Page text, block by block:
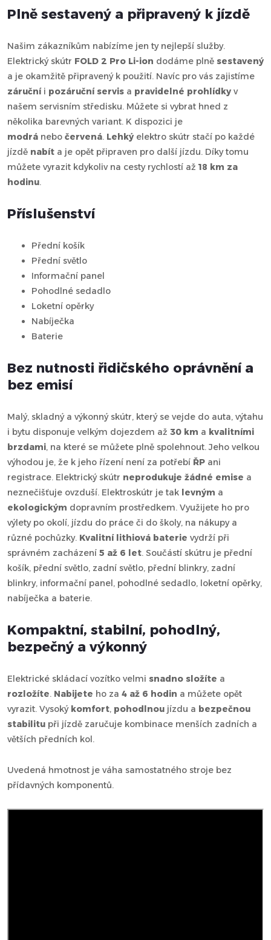
Plně sestavený a připravený k jízdě
Našim zákazníkům nabízíme jen ty nejlepší služby.
Elektrický skútr FOLD 2 Pro Li-ion dodáme plně sestavený
a je okamžitě připravený k použití. Navíc pro vás zajistíme
záručníi pozáruční servis a pravidelné prohlídky v
našem servisním středisku. Můžete si vybrat hned z
několika barevných variant. K dispozici je
modrá nebo červená. Lehký elektro skútr stačí po každé
jízdě nabít a je opět připraven pro další jízdu. Díky tomu
můžete vyrazit kdykoliv na cesty rychlostí až 18 km za
hodinu.
Příslušenství
Přední košík
Přední světlo
Informační panel
Pohodlné sedadlo
Loketní opěrky
Nabíječka
Baterie
Bez nutnosti řidičského oprávnění a
bez emisí
Malý, skladný a výkonný skútr, který se vejde do auta, výtahu
i bytu disponuje velkým dojezdem až 30 km a kvalitními
brzdami, na které se můžete plně spolehnout. Jeho velkou
výhodou je, že k jeho řízení není za potřebí ŘP ani
registrace. Elektrický skútr neprodukuje žádné emise a
neznečišťuje ovzduší. Elektroskútr je tak levným a
ekologickým dopravním prostředkem. Využijete ho pro
výlety po okolí, jízdu do práce či do školy, na nákupy a
různé pochůzky. Kvalitní lithiová baterie vydrží při
správném zacházení 5 až 6 let. Součástí skútru je přední
košík, přední světlo, zadní světlo, přední blinkry, zadní
blinkry, informační panel, pohodlné sedadlo, loketní opěrky,
nabíječka a baterie.
Kompaktní, stabilní, pohodlný,
bezpečný a výkonný
Elektrické skládací vozítko velmi snadno složíte a
rozložíte. Nabijete ho za 4 až 6 hodin a můžete opět
vyrazit. Vysoký komfort, pohodlnou jízdu a bezpečnou
stabilitu při jízdě zaručuje kombinace menších zadních a
větších předních kol.
Uvedená hmotnost je váha samostatného stroje bez
přídavných komponentů.